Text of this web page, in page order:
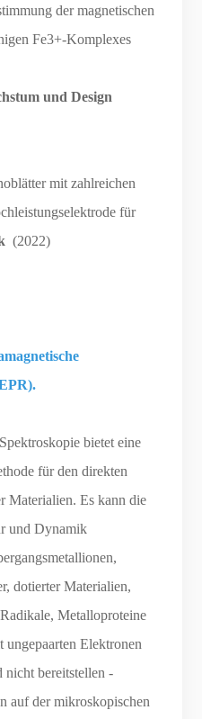
der magnetischen
Fe3+-Komplexes
und Design
mit zahlreichen
für
(2022)
bietet eine
für den direkten
Materialien. Es kann die
und Dynamik
dotierter Materialien,
Metalloproteine
ungepaarten Elektronen
nicht bereitstellen -
auf der mikroskopischen